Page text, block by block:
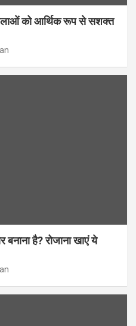
को आर्थिक रूप से सशक्त
है? रोजाना खाएं ये